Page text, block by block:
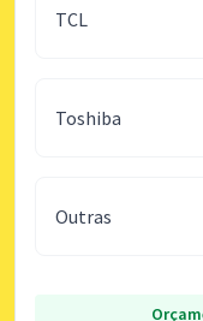
TCL
Toshiba
Outras